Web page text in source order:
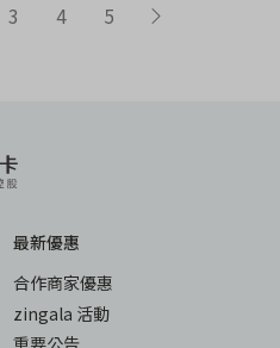
3 4 5
最新優惠
合作商家優惠
zingala 活動